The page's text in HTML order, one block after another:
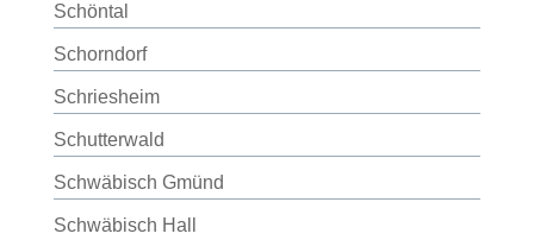
Schöntal
Schorndorf
Schriesheim
Schutterwald
Schwäbisch Gmünd
Schwäbisch Hall